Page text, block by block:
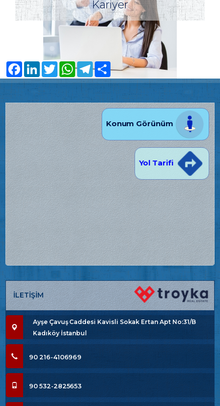
Kariyer
Konum Görünüm
Yol Tarifi
İLETİŞİM
Ayşe Çavuş Caddesi Kavisli Sokak Ertan Apt No:31/B
Kadıköy İstanbul
90 216-4106969
90 532-2825653
FacebookLinkedInTwitter WhatsAppTelegramShare